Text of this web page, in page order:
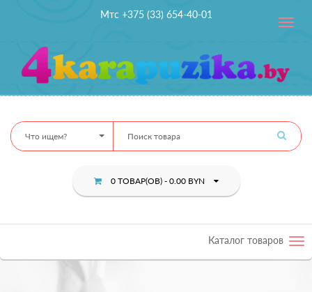
Мтс +375 (33) 654-40-01
Toggle
Что ищем?
0 ТОВАР(ОВ) - 0.00 BYN
Каталог товаров